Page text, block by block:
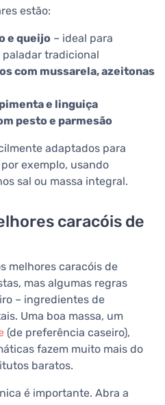
estão:
e queijo – ideal para
tradicional
com mussarela, azeitonas
e linguiça
pesto e parmesão
adaptados para
exemplo, usando
sal ou massa integral.
caracóis de
melhores caracóis de
mas algumas regras
– ingredientes de
Uma boa massa, um
(de preferência caseiro),
fazem muito mais do
baratos.
é importante. Abra a